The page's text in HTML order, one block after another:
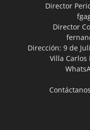
Director
Director
Dirección: 9 de
Villa Carlos